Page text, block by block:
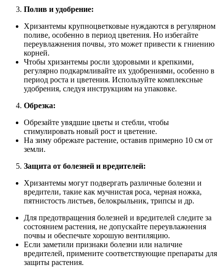
Полив и удобрение:
Хризантемы крупноцветковые нуждаются в регулярном
поливе, особенно в период цветения. Но избегайте
переувлажнения почвы, это может привести к гниению
корней.
Чтобы хризантемы росли здоровыми и крепкими,
регулярно подкармливайте их удобрениями, особенно в
период роста и цветения. Используйте комплексные
удобрения, следуя инструкциям на упаковке.
Обрезка:
Обрезайте увядшие цветы и стебли, чтобы
стимулировать новый рост и цветение.
На зиму обрежьте растение, оставив примерно 10 см от
земли.
Защита от болезней и вредителей:
Хризантемы могут подвергать различные болезни и
вредители, такие как мучнистая роса, черная ножка,
пятнистость листьев, белокрыльник, трипсы и др.
Для предотвращения болезней и вредителей следите за
состоянием растения, не допускайте переувлажнения
почвы и обеспечьте хорошую вентиляцию.
Если заметили признаки болезни или наличие
вредителей, примените соответствующие препараты для
защиты растения.